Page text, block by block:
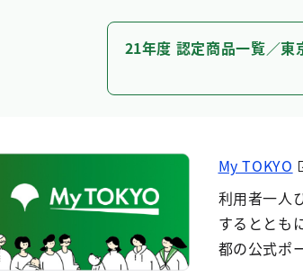
21年度 認定商品一覧／東
My TOKYO
利用者一人
するととも
都の公式ポ